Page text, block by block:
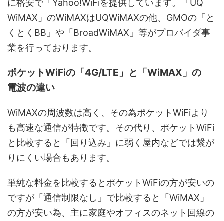
に格安で「Yahoo!WiFiを提供しています。「UQ
WiMAX」のWiMAXはUQWiMAXの他、GMOの「と
くとくBB」や「BroadWiMAX」等がプロバイダ事
業を行っております。
ポケットWiFiの「4G/LTE」と「WiMAX」の
電波の違い
WiMAXの周波数は高く、その為ポケットWiFiより
も高速な通信が特徴です。その代り、ポケットWiFi
と比較すると「回り込み」に弱く屋内などでは繋が
りにくい場合もあります。
単純な料金を比較するとポケットWiFiの方が安いの
ですが「通信制限なし」で比較すると「WiMAX」
の方が安い為、主に家庭やオフィスのネット回線の